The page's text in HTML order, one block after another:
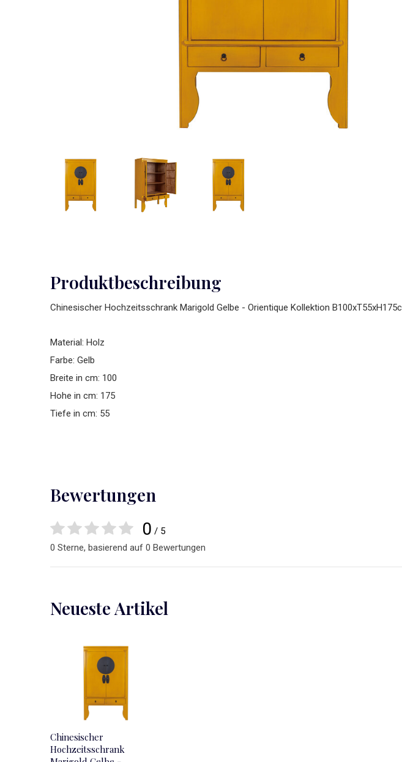
Produktbeschreibung
Chinesischer Hochzeitsschrank Marigold Gelbe - Orientique Kollektion
Material: Holz
Farbe: Gelb
Breite in cm: 100
Hohe in cm: 175
Tiefe in cm: 55
Bewertungen
0 / 5
0 Sterne, basierend auf 0 Bewertungen
Neueste Artikel
Chinesischer
Hochzeitsschrank